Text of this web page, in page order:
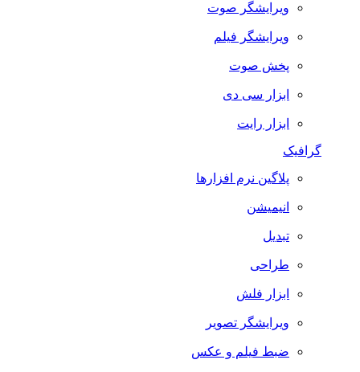
ویرایشگر صوت
ویرایشگر فیلم
پخش صوت
ابزار سی دی
ابزار رایت
گرافیک
پلاگین نرم افزارها
انیمیشن
تبدیل
طراحی
ابزار فلش
ویرایشگر تصویر
ضبط فيلم و عكس